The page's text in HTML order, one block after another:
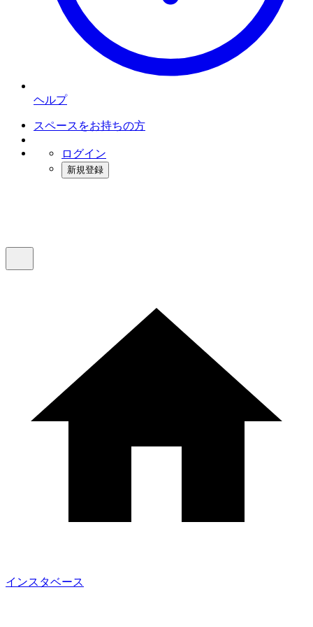
ヘルプ
スペースをお持ちの方
ログイン
新規登録
インスタベース